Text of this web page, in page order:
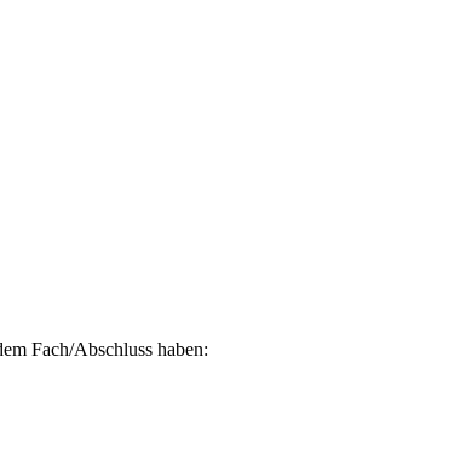
Fach/Abschluss haben: